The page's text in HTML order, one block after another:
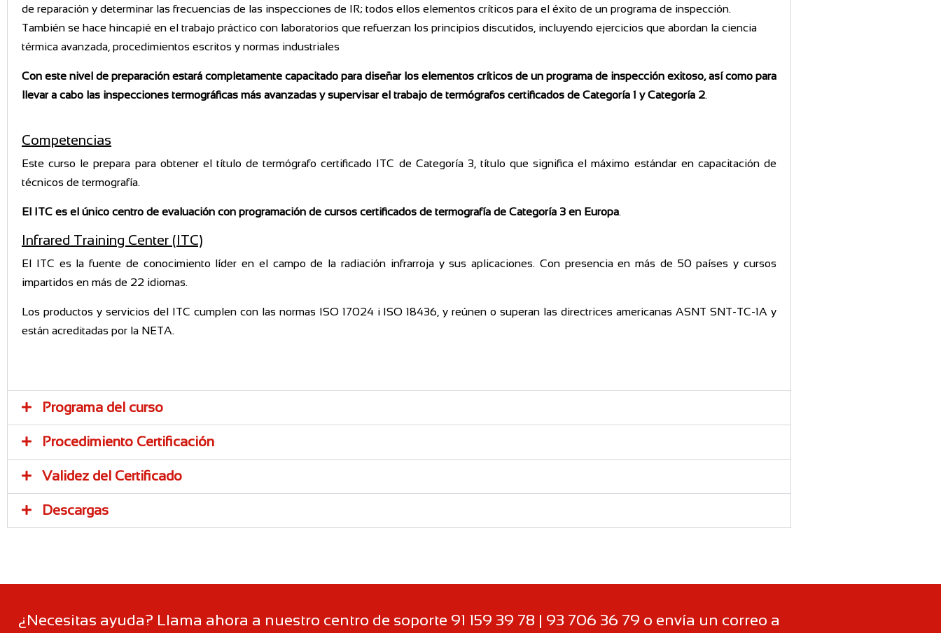
de reparación y determinar las frecuencias de las inspecciones de IR; todos ellos elementos críticos para el éxito de un programa de inspección.
También se hace hincapié en el trabajo práctico con laboratorios que refuerzan los principios discutidos, incluyendo ejercicios que abordan la ciencia
térmica avanzada, procedimientos escritos y normas industriales
Con este nivel de preparación estará completamente capacitado para diseñar los elementos críticos de un programa de inspección exitoso, así como para
llevar a cabo las inspecciones termográficas más avanzadas y supervisar el trabajo de termógrafos certificados de Categoría 1 y Categoría 2.
Competencias
Este curso le prepara para obtener el título de termógrafo certificado ITC de Categoría 3, título que significa el máximo estándar en capacitación de
técnicos de termografía.
El ITC es el único centro de evaluación con programación de cursos certificados de termografía de Categoría 3 en Europa.
Infrared Training Center (ITC)
El ITC es la fuente de conocimiento líder en el campo de la radiación infrarroja y sus aplicaciones. Con presencia en más de 50 países y cursos
impartidos en más de 22 idiomas.
Los productos y servicios del ITC cumplen con las normas ISO 17024 i ISO 18436, y reúnen o superan las directrices americanas ASNT SNT-TC-1A y
están acreditadas por la NETA.
Programa del curso
Procedimiento Certificación
Validez del Certificado
Descargas
¿Necesitas ayuda? Llama ahora a nuestro centro de soporte 91 159 39 78 | 93 706 36 79 o envía un correo a